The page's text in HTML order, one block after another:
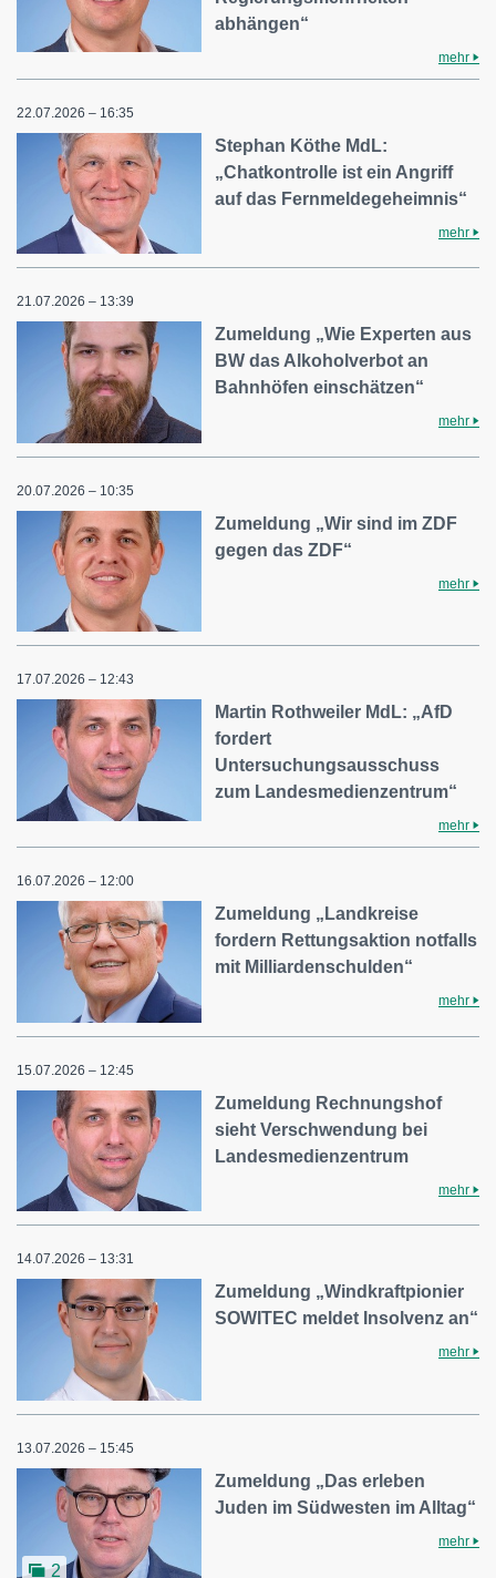
abhängen“
mehr
22.07.2026 – 16:35
Stephan Köthe MdL:
„Chatkontrolle ist ein Angriff
auf das Fernmeldegeheimnis“
mehr
21.07.2026 – 13:39
Zumeldung „Wie Experten aus
BW das Alkoholverbot an
Bahnhöfen einschätzen“
mehr
20.07.2026 – 10:35
Zumeldung „Wir sind im ZDF
gegen das ZDF“
mehr
17.07.2026 – 12:43
Martin Rothweiler MdL: „AfD
fordert
Untersuchungsausschuss
zum Landesmedienzentrum“
mehr
16.07.2026 – 12:00
Zumeldung „Landkreise
fordern Rettungsaktion notfalls
mit Milliardenschulden“
mehr
15.07.2026 – 12:45
Zumeldung Rechnungshof
sieht Verschwendung bei
Landesmedienzentrum
mehr
14.07.2026 – 13:31
Zumeldung „Windkraftpionier
SOWITEC meldet Insolvenz an“
mehr
13.07.2026 – 15:45
2
Zumeldung „Das erleben
Juden im Südwesten im Alltag“
mehr